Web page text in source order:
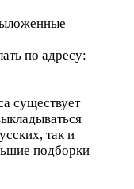
по адресу:
существует
так и
подборки